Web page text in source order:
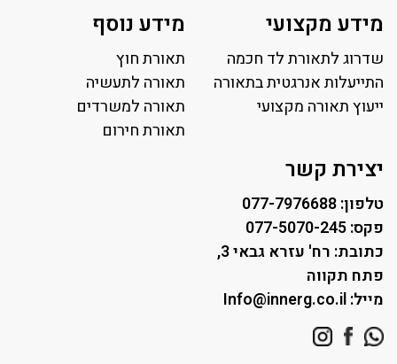
פאנל לד
פרופיל תאורה
תאורה לאולמות ספורט
תאורה למגרשי טניס
מידע מקצועי
שדרוג לתאורת לד חכמה
התייעלות אנרגטית בתאורה
ייעוץ תאורה מקצועי
מידע נוסף
תאורת חוץ
תאורה לתעשיה
תאורה למשרדים
תאורת חירום
יצירת קשר
טלפון: 077-7976688
פקס: 077-5070-245
כתובת: רח' עזרא גבאי 3,
פתח תקווה
מייל: Info@innerg.co.il